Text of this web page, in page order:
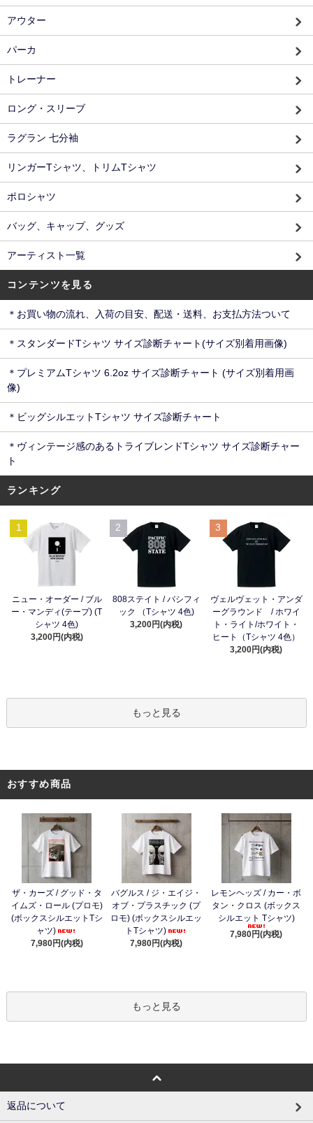
アウター
パーカ
トレーナー
ロング・スリーブ
ラグラン 七分袖
リンガーTシャツ、トリムTシャツ
ポロシャツ
バッグ、キャップ、グッズ
アーティスト一覧
コンテンツを見る
＊お買い物の流れ、入荷の目安、配送・送料、お支払方法ついて
＊スタンダードTシャツ サイズ診断チャート(サイズ別着用画像)
＊プレミアムTシャツ 6.2oz サイズ診断チャート (サイズ別着用画
像)
＊ビッグシルエットTシャツ サイズ診断チャート
＊ヴィンテージ感のあるトライブレンドTシャツ サイズ診断チャー
ト
ランキング
1
ニュー・オーダー / ブル
ー・マンディ(テープ) (T
シャツ 4色)
3,200円(内税)
2
808ステイト / パシフィ
ック （Tシャツ 4色)
3,200円(内税)
3
ヴェルヴェット・アンダ
ーグラウンド / ホワイ
ト・ライト/ホワイト・
ヒート（Tシャツ 4色）
3,200円(内税)
もっと見る
おすすめ商品
ザ・カーズ / グッド・タ
イムズ・ロール (プロモ)
(ボックスシルエットTシ
ャツ)
7,980円(内税)
バグルス / ジ・エイジ・
オブ・プラスチック (プ
ロモ) (ボックスシルエッ
トTシャツ)
7,980円(内税)
レモンヘッズ / カー・ボ
タン・クロス (ボックス
シルエット Tシャツ)
7,980円(内税)
もっと見る
返品について